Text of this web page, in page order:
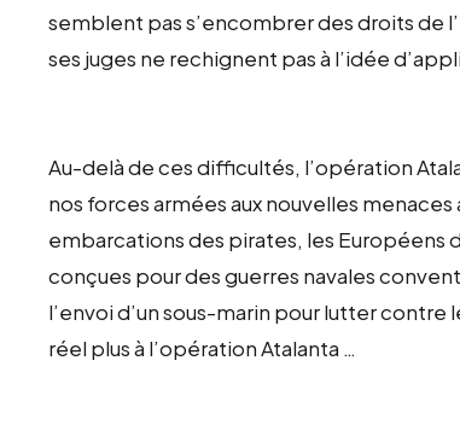
semblent pas s’encombrer des droits de
ses juges ne rechignent pas à l’idée
Au-delà de ces difficultés, l’opération
nos forces armées aux nouvelles
embarcations des pirates, les
conçues pour des guerres navales
l’envoi d’un sous-marin pour lutter
réel plus à l’opération Atalanta …